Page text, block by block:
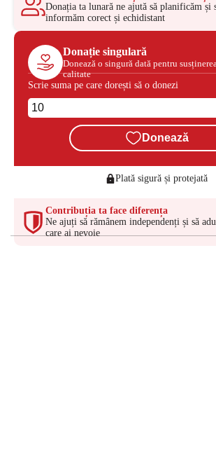
Donația ta lunară ne ajută să planificăm și
informăm corect și echidistant
Donație singulară
Donează o singură dată pentru
calitate
Scrie suma pe care dorești să o donezi
Donează
Plată sigură și protejată
Contribuția ta face diferența
Ne ajuți să rămânem independenți și să
care ai nevoie